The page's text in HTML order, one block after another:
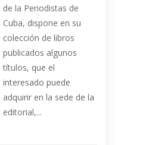
de la Periodistas de
Cuba, dispone en su
colección de libros
publicados algunos
títulos, que el
interesado puede
adquirir en la sede de la
editorial,...